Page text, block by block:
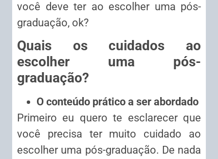
você deve ter ao escolher uma pós-
graduação, ok?
Quais os cuidados ao
escolher uma pós-
graduação?
O conteúdo prático a ser abordado
Primeiro eu quero te esclarecer que
você precisa ter muito cuidado ao
escolher uma pós-graduação. De nada